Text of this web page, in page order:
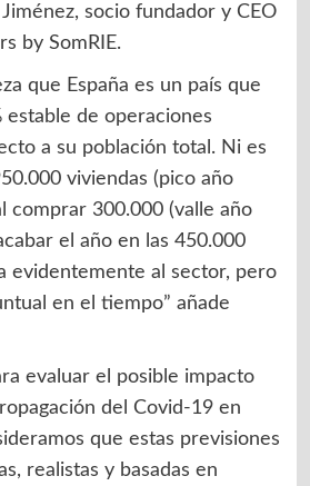
socio fundador y CEO
by SomRIE.
que España es un país que
estable de operaciones
a su población total. Ni es
viviendas (pico año
comprar 300.000 (valle año
el año en las 450.000
evidentemente al sector, pero
en el tiempo” añade
evaluar el posible impacto
del Covid-19 en
que estas previsiones
realistas y basadas en